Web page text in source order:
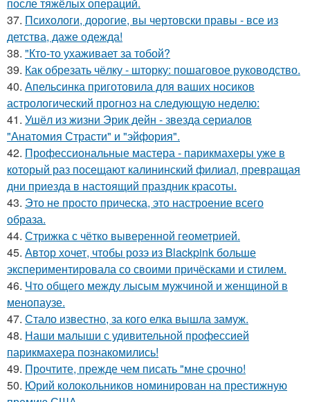
37. Психологи, дорогие, вы чертовски правы - все из
детства, даже одежда!
38. "Кто-то ухаживает за тобой?
39. Как обрезать чёлку - шторку: пошаговое руководство.
40. Апельсинка приготовила для ваших носиков
астрологический прогноз на следующую неделю:
41. Ушёл из жизни Эрик дейн - звезда сериалов
"Анатомия Страсти" и "эйфория".
42. Профессиональные мастера - парикмахеры уже в
который раз посещают калининский филиал, превращая
дни приезда в настоящий праздник красоты.
43. Это не просто прическа, это настроение всего
образа.
44. Стрижка с чётко выверенной геометрией.
45. Автор хочет, чтобы розэ из Blackpink больше
экспериментировала со своими причёсками и стилем.
46. Что общего между лысым мужчиной и женщиной в
менопаузе.
47. Стало известно, за кого елка вышла замуж.
48. Наши малыши с удивительной профессией
парикмахера познакомились!
49. Прочтите, прежде чем писать "мне срочно!
50. Юрий колокольников номинирован на престижную